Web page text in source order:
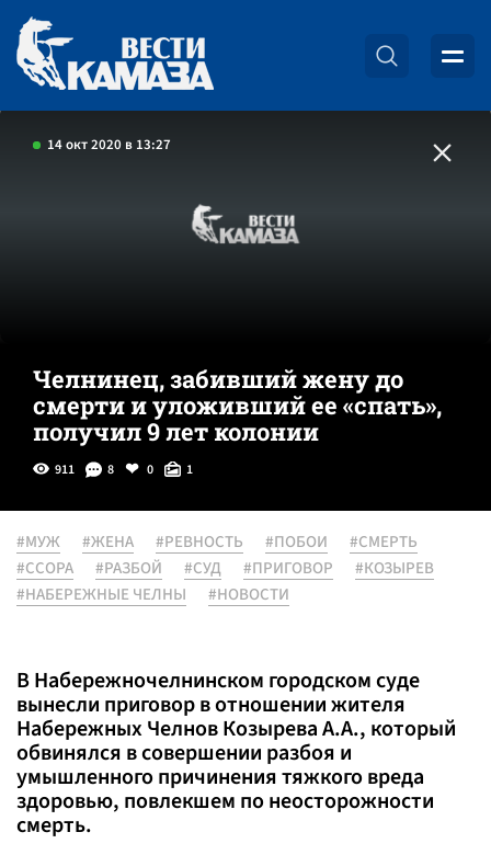
14 окт 2020 в 13:27
Челнинец, забивший жену до
смерти и уложивший ее «спать»,
получил 9 лет колонии
911 8 0 1
#МУЖ #ЖЕНА #РЕВНОСТЬ #ПОБОИ
#СМЕРТЬ
#ССОРА
#РАЗБОЙ #СУД #ПРИГОВОР
#КОЗЫРЕВ
#НАБЕРЕЖНЫЕ ЧЕЛНЫ
#НОВОСТИ
В Набережночелнинском городском суде
вынесли приговор в отношении жителя
Набережных Челнов Козырева А.А., который
обвинялся в совершении разбоя и
умышленного причинения тяжкого вреда
здоровью, повлекшем по неосторожности
смерть.